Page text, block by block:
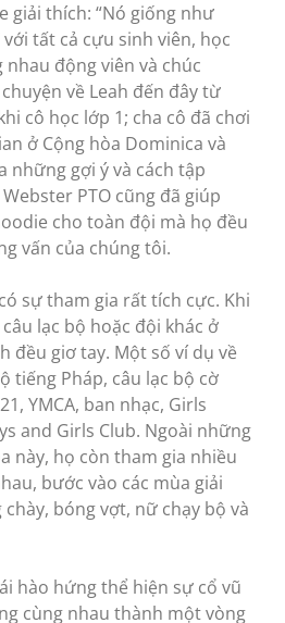
giải thích: “Nó giống như
tất cả cựu sinh viên, học
nhau động viên và chúc
về Leah đến đây từ
cô học lớp 1; cha cô đã chơi
ở Cộng hòa Dominica và
những gợi ý và cách tập
PTO cũng đã giúp
cho toàn đội mà họ đều
vấn của chúng tôi.
sự tham gia rất tích cực. Khi
lạc bộ hoặc đội khác ở
đều giơ tay. Một số ví dụ về
tiếng Pháp, câu lạc bộ cờ
YMCA, ban nhạc, Girls
and Girls Club. Ngoài những
này, họ còn tham gia nhiều
bước vào các mùa giải
bóng vợt, nữ chạy bộ và
hào hứng thể hiện sự cổ vũ
cùng nhau thành một vòng